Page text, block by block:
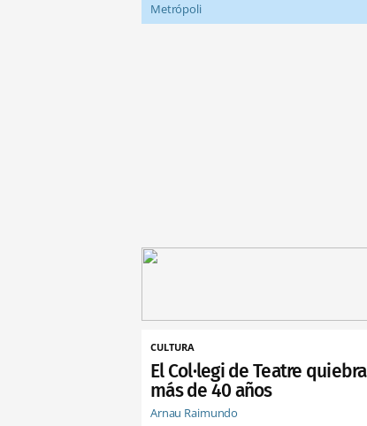
Metrópoli
CULTURA
El Col·legi de Teatre
más de 40 años
Arnau Raimundo